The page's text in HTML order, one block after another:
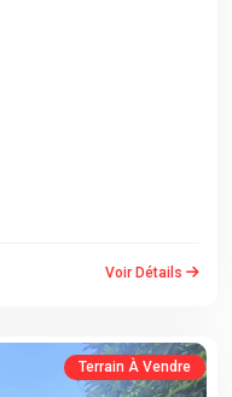
Voir Détails
Terrain À Vendre